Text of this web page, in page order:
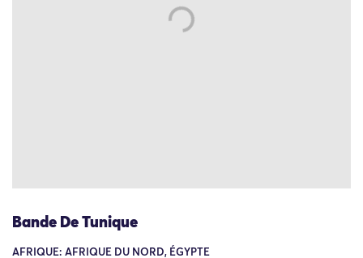
Bande De Tunique
AFRIQUE: AFRIQUE DU NORD, ÉGYPTE